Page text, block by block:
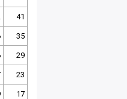
41
35
29
23
17